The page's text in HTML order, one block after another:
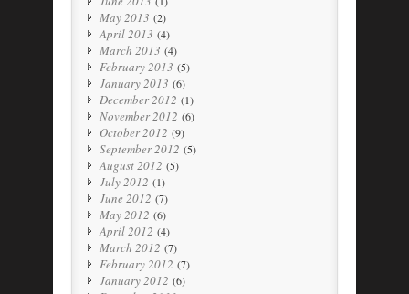
May 2013 (2)
April 2013 (4)
March 2013 (4)
February 2013 (5)
January 2013 (6)
December 2012 (1)
November 2012 (6)
October 2012 (9)
September 2012 (5)
August 2012 (5)
July 2012 (1)
June 2012 (7)
May 2012 (6)
April 2012 (4)
March 2012 (7)
February 2012 (7)
January 2012 (6)